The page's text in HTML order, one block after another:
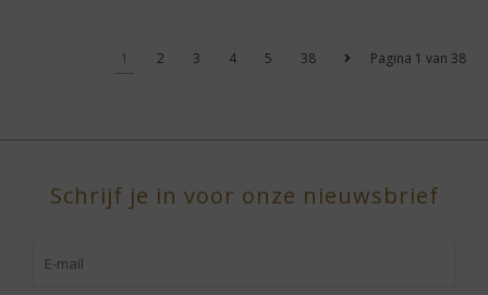
Pagina 1 van 38
1 2 3 4 5 38
Schrijf je in voor onze nieuwsbrief